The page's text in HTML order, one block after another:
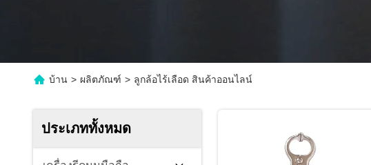
บ้าน > ผลิตภัณฑ์ > ลูกล้อไร้เลือด สินค้าออนไลน์
ประเภททั้งหมด